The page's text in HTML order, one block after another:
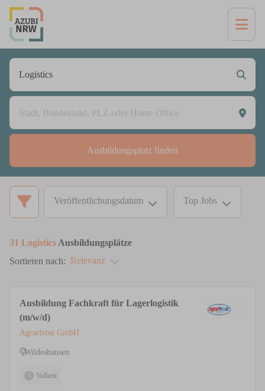
Ausbildungsplatz finden
Veröffentlichungsdatum Top Jobs
31 Logistics Ausbildungsplätze
Sortieren nach: Relevanz
Ausbildung Fachkraft für Lagerlogistik
(m/w/d)
Agrarfrost GmbH
Wildeshausen
Vollzeit